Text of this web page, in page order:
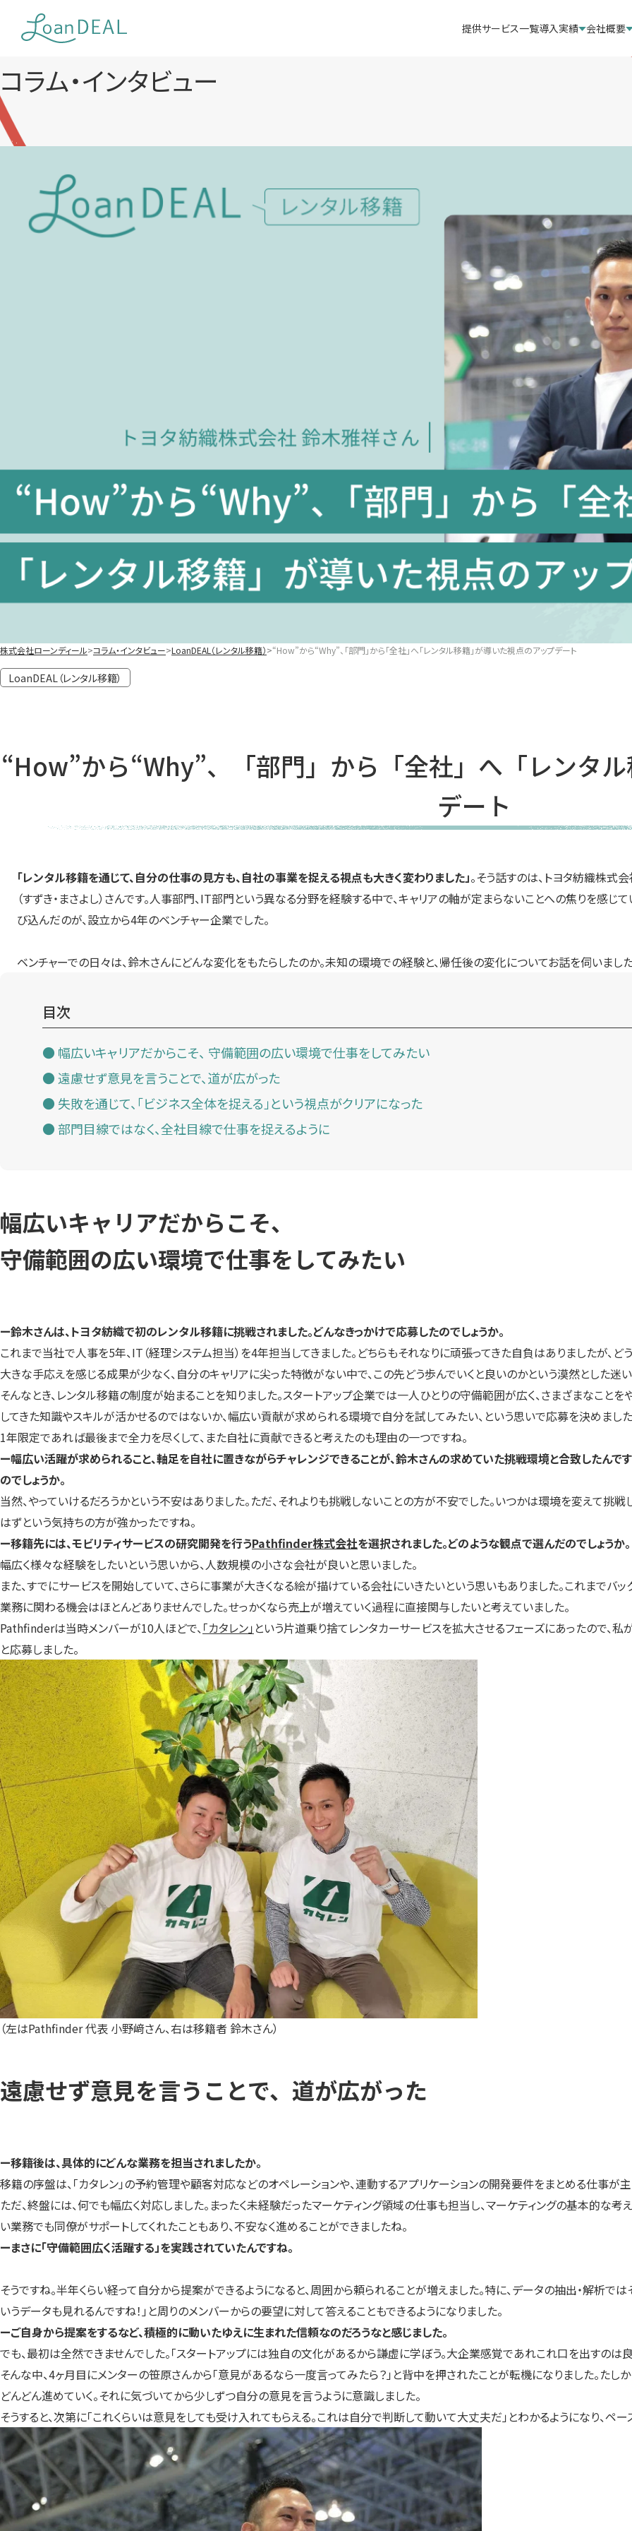
content
提供サービス一覧導入実績 会社概要
コラム・インタビュー
株式会社ローンディール コラム・インタビュー LoanDEAL（レンタル移籍） “How”から“Why”、「部門」から「全社」へ「レンタル移籍」が導いた視点のアップデート
LoanDEAL（レンタル移籍）
“How”から“Why”、「部門」から「全社」へ「レンタ
デート
「レンタル移籍を通じて、自分の仕事の見方も、自社の事業を捉える視点も大きく変わりました」。そう話すのは、トヨタ紡織株式
（すずき・まさよし）さんです。人事部門、IT部門という異なる分野を経験する中で、キャリアの軸が定まらないことへの焦りを感
び込んだのが、設立から4年のベンチャー企業でした。
ベンチャーでの日々は、鈴木さんにどんな変化をもたらしたのか。未知の環境での経験と、帰任後の変化についてお話を伺いました
目次
幅広いキャリアだからこそ、 守備範囲の広い環境で仕事をしてみたい
遠慮せず意見を言うことで、道が広がった
失敗を通じて、「ビジネス全体を捉える」という視点がクリアになった
部門目線ではなく、全社目線で仕事を捉えるように
幅広いキャリアだからこそ、
守備範囲の広い環境で仕事をしてみたい
ー鈴木さんは、トヨタ紡織で初のレンタル移籍に挑戦されました。どんなきっかけで応募したのでしょうか。
これまで当社で人事を5年、IT（経理システム担当）を4年担当してきました。どちらもそれなりに頑張ってきた自負はありましたが、
大きな手応えを感じる成果が少なく、自分のキャリアに尖った特徴がない中で、この先どう歩んでいくと良いのかという漠然とした迷
そんなとき、レンタル移籍の制度が始まることを知りました。スタートアップ企業では一人ひとりの守備範囲が広く、さまざまなこ
してきた知識やスキルが活かせるのではないか、幅広い貢献が求められる環境で自分を試してみたい、という思いで応募を決めました
1年限定であれば最後まで全力を尽くして、また自社に貢献できると考えたのも理由の一つですね。
ー幅広い活躍が求められること、軸足を自社に置きながらチャレンジできることが、鈴木さんの求めていた挑戦環境と合致したんで
のでしょうか。
当然、やっていけるだろうかという不安はありました。ただ、それよりも挑戦しないことの方が不安でした。いつかは環境を変えて挑
はずという気持ちの方が強かったですね。
ー移籍先には、モビリティサービスの研究開発を行うPathfinder株式会社を選択されました。どのような観点で選んだのでしょうか。
幅広く様々な経験をしたいという思いから、人数規模の小さな会社が良いと思いました。
また、すでにサービスを開始していて、さらに事業が大きくなる絵が描けている会社にいきたいという思いもありました。これまでバ
業務に関わる機会はほとんどありませんでした。せっかくなら売上が増えていく過程に直接関与したいと考えていました。
Pathfinderは当時メンバーが10人ほどで、「カタレン」 という片道乗り捨てレンタカーサービスを拡大させるフェーズにあったので、
と応募しました。
（左はPathfinder 代表 小野﨑さん、右は移籍者 鈴木さん）
遠慮せず意見を言うことで、道が広がった
ー移籍後は、具体的にどんな業務を担当されましたか。
移籍の序盤は、「カタレン」の予約管理や顧客対応などのオペレーションや、連動するアプリケーションの開発要件をまとめる仕事が
ただ、終盤には、何でも幅広く対応しました。まったく未経験だったマーケティング領域の仕事も担当し、マーケティングの基本的な
い業務でも同僚がサポートしてくれたこともあり、不安なく進めることができましたね。
ーまさに「守備範囲広く活躍する」を実践されていたんですね。
そうですね。半年くらい経って自分から提案ができるようになると、周囲から頼られることが増えました。特に、データの抽出・解析で
いうデータも見れるんですね！」と周りのメンバーからの要望に対して答えることもできるようになりました。
ーご自身から提案をするなど、積極的に動いたゆえに生まれた信頼なのだろうなと感じました。
でも、最初は全然できませんでした。「スタートアップには独自の文化があるから謙虚に学ぼう。大企業感覚であれこれ口を出すのは良
そんな中、4ヶ月目にメンターの笹原さんから「意見があるなら一度言ってみたら？」と背中を押されたことが転機になりました。た
どんどん進めていく。それに気づいてから少しずつ自分の意見を言うように意識しました。
そうすると、次第に「これくらいは意見をしても受け入れてもらえる。これは自分で判断して動いて大丈夫だ」とわかるようになり、ペ